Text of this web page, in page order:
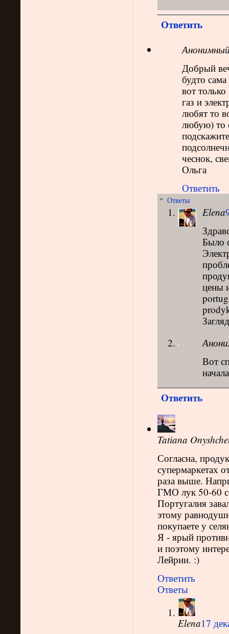
Ответить
Добрый
будто
вот
газ и
любят то
любую) то
чеснок,
Ольга
Ответить
Ответы
Elena
Было
цены
Вот
Ответить
Tatiana
Согласна,
супермаркетах
раза выше.
ГМО лук 50-60
Португалия
этому
покупаете у
Я - ярый
и поэтому
Лейрии. :)
Ответить
Ответы
Elena17